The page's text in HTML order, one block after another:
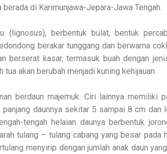
di Karimunjawa-Jepara-Jawa Tengah.
(lignosus), berbentuk bulat, bentuk
berakar tunggang dan berwarna
berserat kasar, termasuk buah dengan
akan berubah menjadi kuning kehijauan.
berdaun majemuk. Ciri lainnya memiliki
panjang daunnya sekitar 5 sampai 8 cm dan
tengah helaian daunya berbentuk
tulang – tulang cabang yang besar pada
menyirip dengan jumlah anak daun